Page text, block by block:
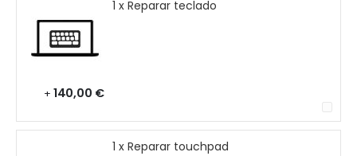
1 x Reparar teclado
+ 140,00 €
1 x Reparar touchpad